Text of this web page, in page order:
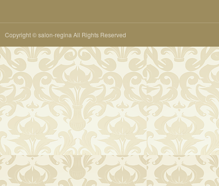
Copyright © salon-regina All Rights Reserved